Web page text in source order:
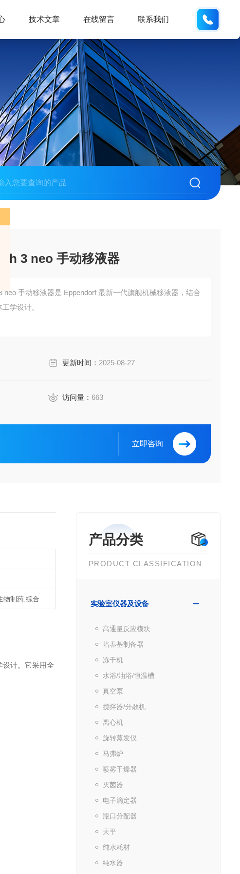
技术文章 在线留言 联系我们
3 neo 手动移液器
neo 手动移液器是 Eppendorf 最新一代旗舰机械移液器，结合
学设计。
更新时间： 2025-08-27
访问量： 663
立即咨询
产品分类
PRODUCT CLASSIFICATION
实验室仪器及设备
高通量反应模块
培养基制备器
冻干机
水浴/油浴/恒温槽
真空泵
搅拌器/分散机
离心机
旋转蒸发仪
马弗炉
喷雾干燥器
灭菌器
电子滴定器
瓶口分配器
天平
纯水耗材
纯水器
物制药,综合
设计。它采用全